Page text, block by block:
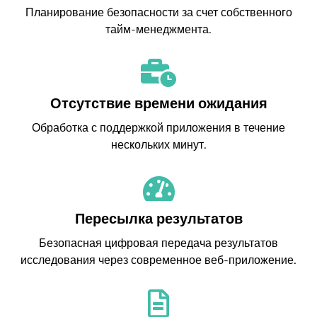
Планирование безопасности за счет собственного
тайм-менеджмента.
Отсутствие времени ожидания
Обработка с поддержкой приложения в течение
нескольких минут.
Пересылка результатов
Безопасная цифровая передача результатов
исследования через современное веб-приложение.